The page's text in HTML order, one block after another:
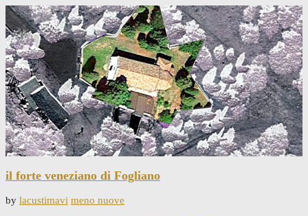
il forte veneziano di Fogliano
by lacustimavi meno nuove